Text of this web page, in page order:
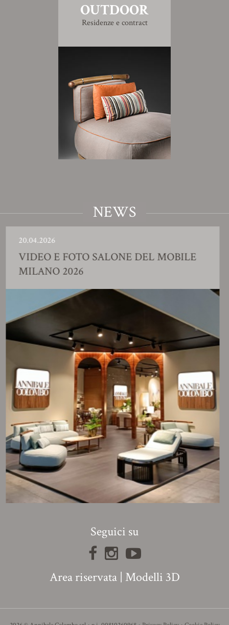
OUTDOOR
Residenze e contract
NEWS
E FOTO SALONE DEL MOBILE
2026
Seguici su
Area riservata| Modelli 3D